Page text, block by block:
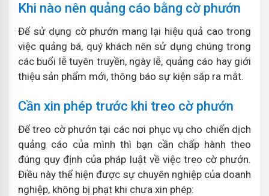
Khi nào nên quảng cáo bằng cờ phướn
Để sử dụng cờ phướn mang lại hiệu quả cao trong
việc quảng bá, quý khách nên sử dụng chúng trong
các buổi lễ tuyên truyền, ngày lễ, quảng cáo hay giới
thiệu sản phẩm mới, thông báo sự kiện sắp ra mắt.
Cần xin phép trước khi treo cờ phướn
Để treo cờ phướn tại các nơi phục vụ cho chiến dịch
quảng cáo của mình thì bạn cần chấp hành theo
đúng quy định của pháp luật về việc treo cờ phướn.
Điều này thể hiện được sự chuyên nghiệp của doanh
nghiệp, không bị phạt khi chưa xin phép: